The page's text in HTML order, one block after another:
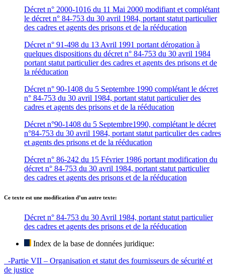
Décret n° 2000-1016 du 11 Mai 2000 modifiant et complétant
le décret n° 84-753 du 30 avril 1984, portant statut particulier
des cadres et agents des prisons et de la rééducation
Décret n° 91-498 du 13 Avril 1991 portant dérogation à
quelques dispositions du décret n° 84-753 du 30 avril 1984
portant statut particulier des cadres et agents des prisons et de
la rééducation
Décret n° 90-1408 du 5 Septembre 1990 complétant le décret
n° 84-753 du 30 avril 1984, portant statut particulier des
cadres et agents des prisons et de la rééducation
Décret n°90-1408 du 5 Septembre1990, complétant le décret
n°84-753 du 30 avril 1984, portant statut particulier des cadres
et agents des prisons et de la rééducation
Décret n° 86-242 du 15 Février 1986 portant modification du
décret n° 84-753 du 30 avril 1984, portant statut particulier
des cadres et agents des prisons et de la rééducation
Ce texte est une modification d’un autre texte:
Décret n° 84-753 du 30 Avril 1984, portant statut particulier
des cadres et agents des prisons et de la rééducation
Index de la base de données juridique:
-Partie VII – Organisation et statut des fournisseurs de sécurité et
de justice